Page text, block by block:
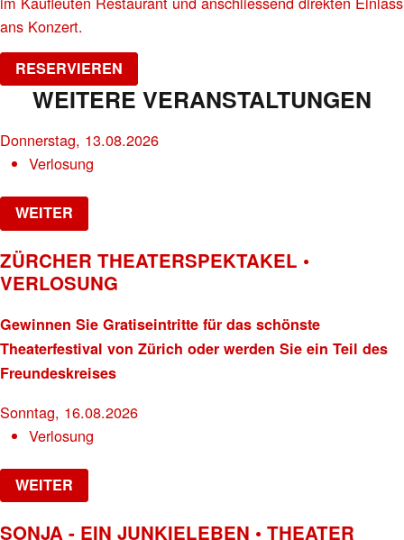
ans Konzert.
RESERVIEREN
WEITERE VERANSTALTUNGEN
Donnerstag, 13.08.2026
Verlosung
WEITER
ZÜRCHER THEATERSPEKTAKEL •
VERLOSUNG
Gewinnen Sie Gratiseintritte für das schönste
Theaterfestival von Zürich oder werden Sie ein Teil des
Freundeskreises
Sonntag, 16.08.2026
Verlosung
WEITER
SONJA - EIN JUNKIELEBEN • THEATER